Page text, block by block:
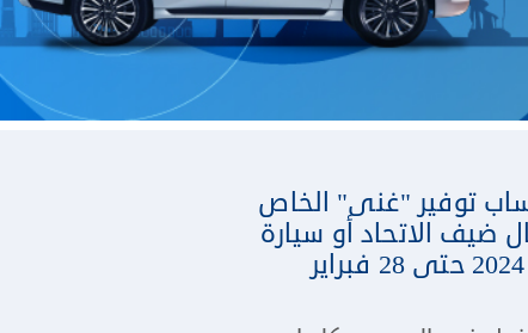
توفير "غنى" الخاص
ضيف الاتحاد أو سيارة
نيسان باترول جديدة أو إحدى جوائز نقدية من 45 جائزة كل شهر من 1 نوفمبر 2024 حتى 28 فبراير